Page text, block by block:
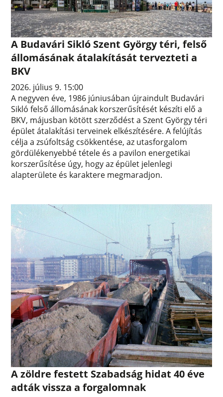
A Budavári Sikló Szent György téri, felső
állomásának átalakítását tervezteti a
BKV
2026. július 9. 15:00
A negyven éve, 1986 júniusában újraindult Budavári
Sikló felső állomásának korszerűsítését készíti elő a
BKV, májusban kötött szerződést a Szent György téri
épület átalakítási terveinek elkészítésére. A felújítás
célja a zsúfoltság csökkentése, az utasforgalom
gördülékenyebbé tétele és a pavilon energetikai
korszerűsítése úgy, hogy az épület jelenlegi
alapterülete és karaktere megmaradjon.
A zöldre festett Szabadság hidat 40 éve
adták vissza a forgalomnak